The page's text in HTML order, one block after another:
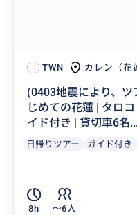
TWN カレン（花
(0403地震により、
じめての花蓮 | タロ
イド付き | 貸切車6名
日帰りツアー ガイド付き
8h 〜6人